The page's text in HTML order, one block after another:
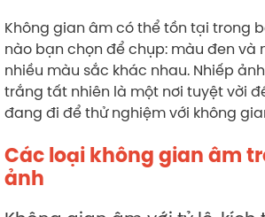
Không gian âm có thể tồn tại trong
nào bạn chọn để chụp: màu đen và
nhiều màu sắc khác nhau. Nhiếp
trắng tất nhiên là một nơi tuyệt vời
đang đi để thử nghiệm với không
Các loại không gian âm
ảnh